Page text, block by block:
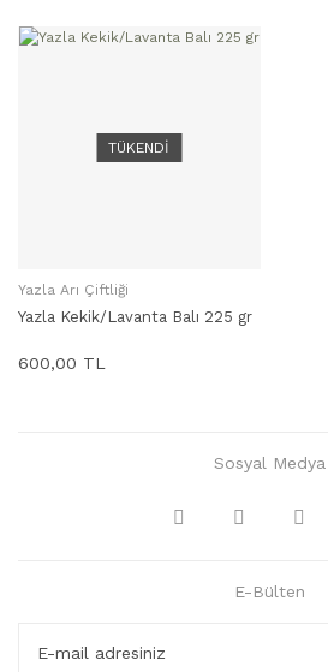
TÜKENDİ
STOKTA YOK
Yazla Arı Çiftliği
Yazla Kekik/Lavanta Balı 225 gr
600,00 TL
Sosyal Medya
E-Bülten